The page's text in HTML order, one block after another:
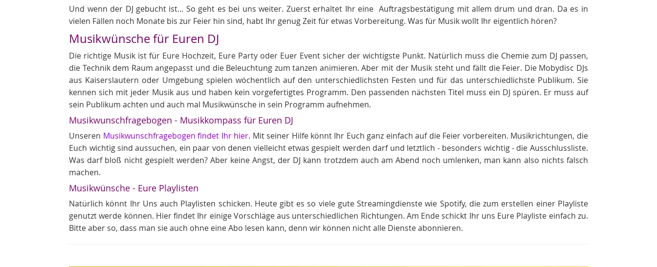
Und wenn der DJ gebucht ist... So geht es bei uns weiter. Zuerst erhaltet Ihr eine Auftragsbestätigung mit allem drum und dran. Da es in
vielen Fällen noch Monate bis zur Feier hin sind, habt Ihr genug Zeit für etwas Vorbereitung. Was für Musik wollt Ihr eigentlich hören?
Musikwünsche für Euren DJ
Die richtige Musik ist für Eure Hochzeit, Eure Party oder Euer Event sicher der wichtigste Punkt. Natürlich muss die Chemie zum DJ passen,
die Technik dem Raum angepasst und die Beleuchtung zum tanzen animieren. Aber mit der Musik steht und fällt die Feier. Die Mobydisc DJs
aus Kaiserslautern oder Umgebung spielen wöchentlich auf den unterschiedlichsten Festen und für das unterschiedlichste Publikum. Sie
kennen sich mit jeder Musik aus und haben kein vorgefertigtes Programm. Den passenden nächsten Titel muss ein DJ spüren. Er muss auf
sein Publikum achten und auch mal Musikwünsche in sein Programm aufnehmen.
Musikwunschfragebogen - Musikkompass für Euren DJ
Unseren Musikwunschfragebogen findet Ihr hier. Mit seiner Hilfe könnt Ihr Euch ganz einfach auf die Feier vorbereiten. Musikrichtungen, die
Euch wichtig sind aussuchen, ein paar von denen vielleicht etwas gespielt werden darf und letztlich - besonders wichtig - die Ausschlussliste.
Was darf bloß nicht gespielt werden? Aber keine Angst, der DJ kann trotzdem auch am Abend noch umlenken, man kann also nichts falsch
machen.
Musikwünsche - Eure Playlisten
Natürlich könnt Ihr Uns auch Playlisten schicken. Heute gibt es so viele gute Streamingdienste wie Spotify, die zum erstellen einer Playliste
genutzt werde können. Hier findet Ihr einige Vorschläge aus unterschiedlichen Richtungen. Am Ende schickt Ihr uns Eure Playliste einfach zu.
Bitte aber so, dass man sie auch ohne eine Abo lesen kann, denn wir können nicht alle Dienste abonnieren.